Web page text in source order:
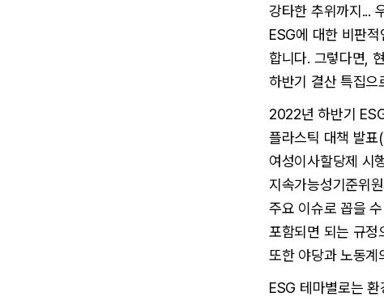
강타한 추위까지...
ESG에 대한 비판
합니다. 그렇다면,
하반기 결산 특집으
2022년 하반기
플라스틱 대책 발표
여성이사할당제 시
지속가능성기준위
주요 이슈로 꼽을
포함되면 되는 규정
또한 야당과 노동계
ESG 테마별로는